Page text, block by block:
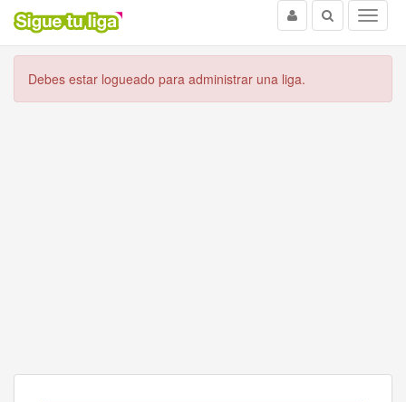
Menu
Buscar
Usuario
Debes estar logueado para administrar una liga.